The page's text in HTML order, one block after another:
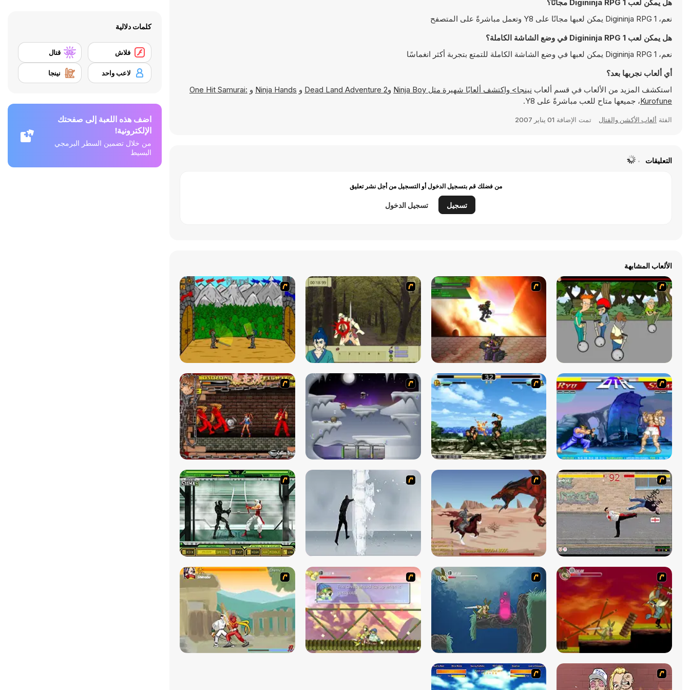
هل يمكن لعب Digininja RPG 1 مجانًا؟
نعم، Digininja RPG 1 يمكن لعبها مجانًا على Y8 وتعمل مباشرةً على المتصفح
هل يمكن لعب Digininja RPG 1 في وضع الشاشة الكاملة؟
نعم، Digininja RPG 1 يمكن لعبها في وضع الشاشة الكاملة للتمتع بتجربة أكثر انغماسًا
أي ألعاب نجربها بعد؟
استكشف المزيد من الألعاب في قسم ألعاب نينجا> واكتشف ألعابًا شهيرة مثل Ninja Boy وDead Land Adventure 2 و Ninja Hands و One Hit Samurai:
Kurofune، جميعها متاح للعب مباشرةً على Y8.
الفئة ألعاب الأكشن والقتال تمت الإضافة 01 يناير 2007
التعليقات
من فضلك قم بتسجيل الدخول أو التسجيل من أجل نشر تعليق
تسجيل تسجيل الدخول
الألعاب المشابهة
كلمات دلالية
فلاش قتال
لاعب واحد نينجا
اضف هذه اللعبة إلى صفحتك
الإلكترونية!
من خلال تضمين السطر البرمجي
البسيط